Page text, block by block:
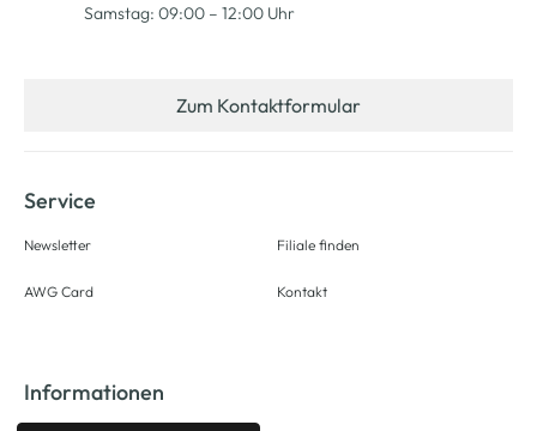
Samstag: 09:00 – 12:00 Uhr
Zum Kontaktformular
Service
Newsletter
AWG Card
Filiale finden
Kontakt
Informationen